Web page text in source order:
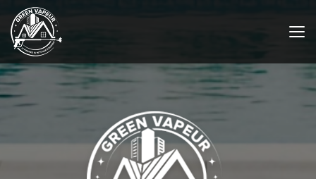
au
contenu
principal